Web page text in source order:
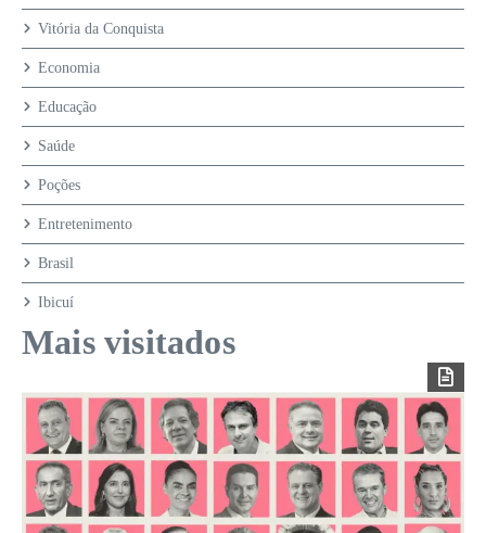
Vitória da Conquista
Economia
Educação
Saúde
Poções
Entretenimento
Brasil
Ibicuí
Mais visitados